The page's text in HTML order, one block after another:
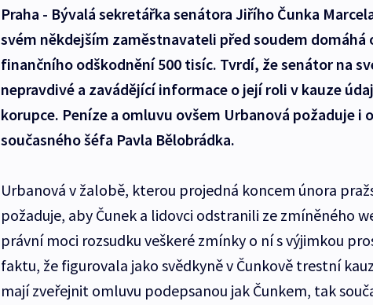
Praha - Bývalá sekretářka senátora Jiřího Čunka
svém někdejším zaměstnavateli před soudem domáhá
finančního odškodnění 500 tisíc. Tvrdí, že senátor na
nepravdivé a zavádějící informace o její roli v kauze
korupce. Peníze a omluvu ovšem Urbanová požaduje i
současného šéfa Pavla Bělobrádka.
Urbanová v žalobě, kterou projedná koncem února
požaduje, aby Čunek a lidovci odstranili ze zmíněného
právní moci rozsudku veškeré zmínky o ní s výjimkou
faktu, že figurovala jako svědkyně v Čunkově trestní
mají zveřejnit omluvu podepsanou jak Čunkem, tak